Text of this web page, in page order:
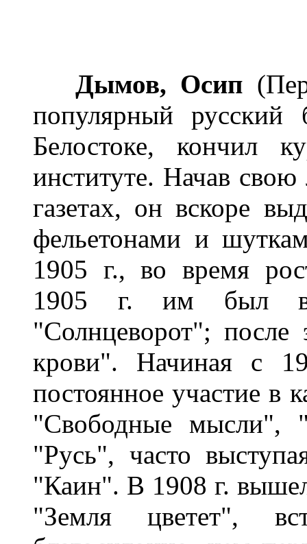
Дымов, Осип
популярный
Белостоке, кончил
институте. Начав
газетах, он вскоре
фельетонами и
1905 г., во время
1905 г. им был
"Солнцеворот"; после
крови". Начиная с
постоянное участие в
"Свободные мысли",
"Русь", часто
"Каин". В 1908 г. вышел
"Земля цветет",